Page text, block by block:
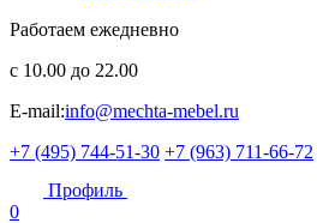
Работаем ежедневно
с 10.00 до 22.00
E-mail:info@mechta-mebel.ru
+7 (495) 744-51-30 +7 (963) 711-66-72
Профиль
0